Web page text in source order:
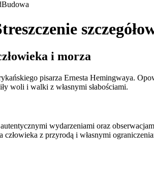
Budowa
i morza
pisarza Ernesta Hemingwaya.
woli i walki z własnymi słabościami.
autentycznymi wydarzeniami oraz
człowieka z przyrodą i własnymi